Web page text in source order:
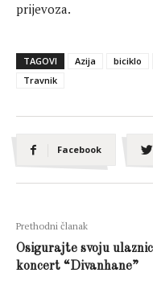
prijevoza.
TAGOVI Azija biciklo
Travnik
Facebook
Prethodni članak
Osigurajte svoju
koncert “Divanhane”